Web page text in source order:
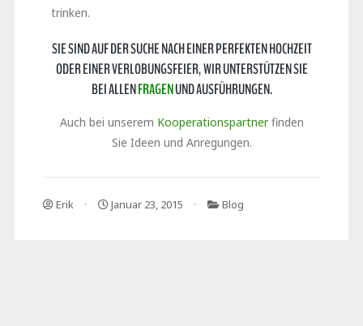
trinken.
SIE SIND AUF DER SUCHE NACH EINER PERFEKTEN HOCHZEIT
ODER EINER VERLOBUNGSFEIER, WIR UNTERSTÜTZEN SIE
BEI ALLENFRAGENUND AUSFÜHRUNGEN.
Auch bei unserem Kooperationspartnerfinden
Sie Ideen und Anregungen.
Erik Januar 23, 2015 Blog